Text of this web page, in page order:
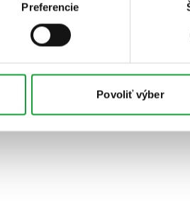
Preferencie
Povoliť výber